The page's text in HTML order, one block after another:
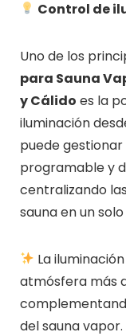
Control de
Uno de los
para Sauna
y Cálido es la
iluminación
puede
programable y
centralizando
sauna en un
La
atmósfera más
del sauna